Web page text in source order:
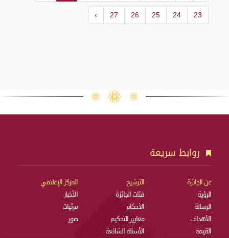
23
24
25
26
27
›
روابط سريعة
عن الجائزة
الرؤية
الرسالة
الأهداف
القيمة
الترشيح
فئات الجائزة
الأحكام
معايير التحكيم
الأسئلة الشائعة
المركز الإعلامي
الأخبار
مرئيات
صور